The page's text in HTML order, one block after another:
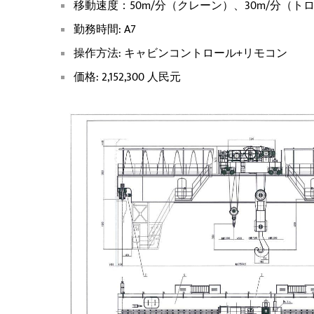
移動速度：50m/分（クレーン）、30m/分（ト
勤務時間: A7
操作方法: キャビンコントロール+リモコン
価格: 2,152,300 人民元